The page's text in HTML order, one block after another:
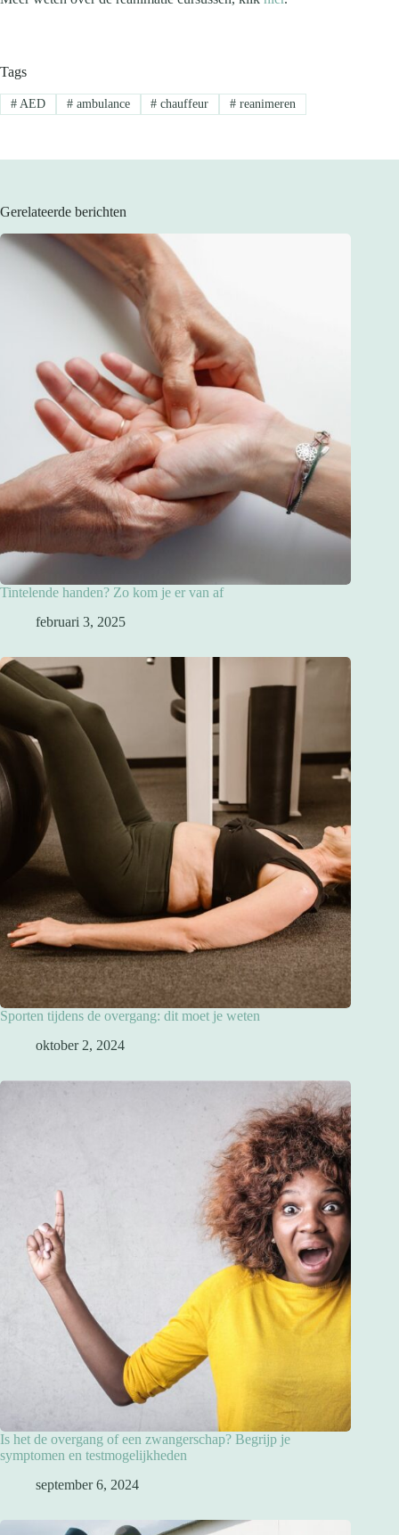
Tags
#AED #ambulance # chauffeur # reanimeren
Gerelateerde berichten
Tintelende handen? Zo kom je er van af
februari 3, 2025
Sporten tijdens de overgang: dit moet je weten
oktober 2, 2024
Is het de overgang of een zwangerschap? Begrijp je
symptomen en testmogelijkheden
september 6, 2024